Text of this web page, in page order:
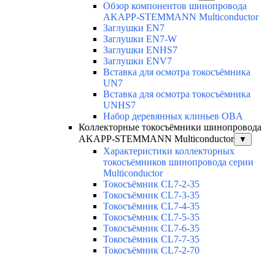
Обзор компонентов шинопровода
AKAPP-STEMMANN Multiconductor
Заглушки EN7
Заглушки EN7-W
Заглушки ENHS7
Заглушки ENV7
Вставка для осмотра токосъёмника
UN7
Вставка для осмотра токосъёмника
UNHS7
Набор деревянных клиньев OBA
Коллекторные токосъёмники шинопровода
AKAPP-STEMMANN Multiconductor
▼
Характеристики коллекторных
токосъёмников шинопровода серии
Multiconductor
Токосъёмник CL7-2-35
Токосъёмник CL7-3-35
Токосъёмник CL7-4-35
Токосъёмник CL7-5-35
Токосъёмник CL7-6-35
Токосъёмник CL7-7-35
Токосъёмник CL7-2-70